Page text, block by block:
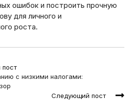
ошибок и построить прочную
для личного и
роста.
с низкими налогами:
Следующий пост